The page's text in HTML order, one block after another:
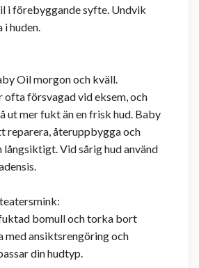
i förebyggande syfte. Undvik
huden.
Oil morgon och kväll.
ofta försvagad vid eksem, och
ut mer fukt än en frisk hud. Baby
reparera, återuppbygga och
långsiktigt. Vid sårig hud använd
bomull och torka bort
med ansiktsrengöring och
din hudtyp.